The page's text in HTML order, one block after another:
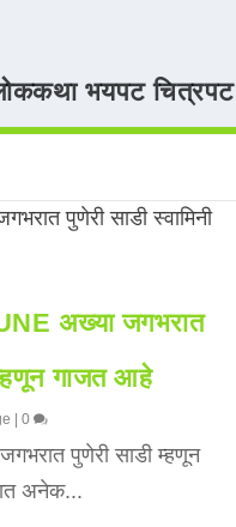
भयपट चित्रपट
अख्या जगभरात
म्हणून गाजत आहे
|0
पुणेरी साडी म्हणून
अनेक...